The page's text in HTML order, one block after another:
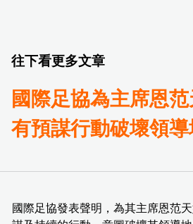
往下看更多文章
國際足協為主席恩
有預謀行動破壞領導
國際足協發表聲明，為其主席恩范